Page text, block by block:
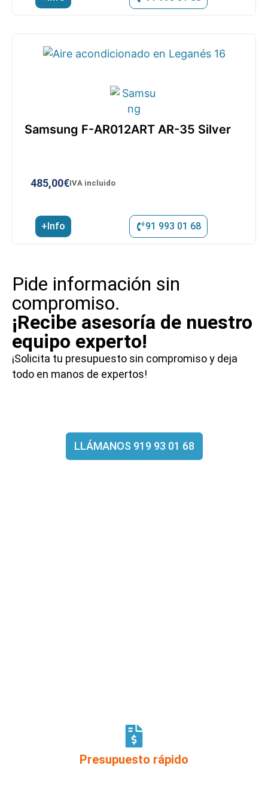
Samsung F-AR012ART AR-35 Silver
485,00€IVA incluido
+Info 91 993 01 68
Pide información sin
compromiso.
¡Recibe asesoría de nuestro
equipo experto!
¡Solicita tu presupuesto sin compromiso y deja
todo en manos de expertos!
LLÁMANOS 919 93 01 68
Presupuesto rápido